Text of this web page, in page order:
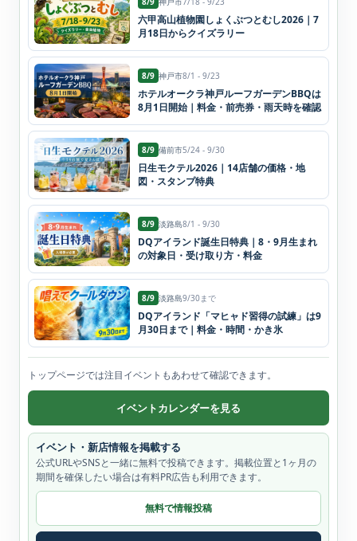
六甲高山植物園しょくぶつとむし2026｜7
月18日からクイズラリー
8/9 神戸市8/1 - 9/23
ホテルオークラ神戸ルーフガーデンBBQは
8月1日開始｜料金・前売券・雨天時を確認
8/9 備前市5/24 - 9/30
日生モクテル2026｜14店舗の価格・地
図・スタンプ特典
8/9 淡路島8/1 - 9/30
DQアイランド誕生日特典｜8・9月生まれ
の対象日・受け取り方・料金
8/9 淡路島9/30まで
DQアイランド「マヒャド習得の試練」は9
月30日まで｜料金・時間・かき氷
トップページでは注目イベントもあわせて確認できます。
イベントカレンダーを見る
イベント・新店情報を掲載する
公式URLやSNSと一緒に無料で投稿できます。掲載位置と1ヶ月の
期間を確保したい場合は有料PR広告も利用できます。
無料で情報投稿